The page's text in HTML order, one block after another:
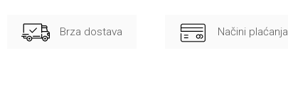
Brza dostava Načini plaćanja